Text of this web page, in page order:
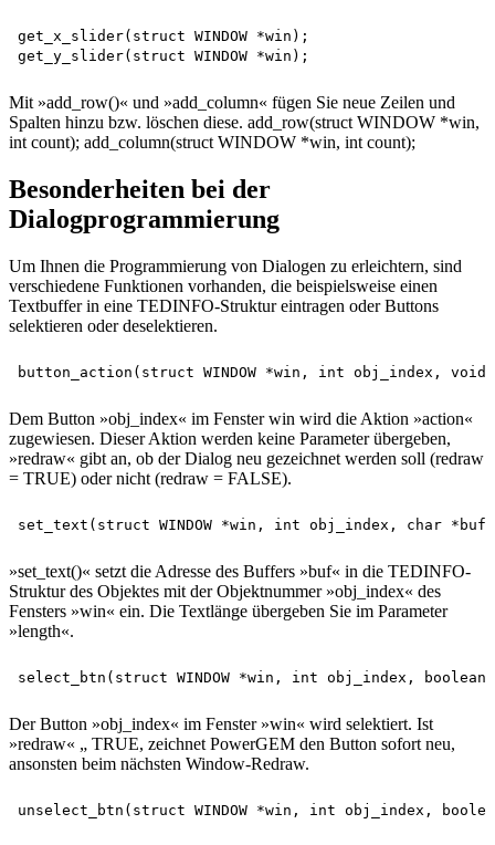
get_x_slider(struct WINDOW *win);
Mit »add_row()« und »add_column« fügen Sie neue Zeilen und
Spalten hinzu bzw. löschen diese. add_row(struct WINDOW *win,
int count); add_column(struct WINDOW *win, int count);
Besonderheiten bei der
Dialogprogrammierung
Um Ihnen die Programmierung von Dialogen zu erleichtern, sind
verschiedene Funktionen vorhanden, die beispielsweise einen
Textbuffer in eine TEDINFO-Struktur eintragen oder Buttons
selektieren oder deselektieren.
Dem Button »obj_index« im Fenster win wird die Aktion »action«
zugewiesen. Dieser Aktion werden keine Parameter übergeben,
»redraw« gibt an, ob der Dialog neu gezeichnet werden soll (redraw
= TRUE) oder nicht (redraw = FALSE).
»set_text()« setzt die Adresse des Buffers »buf« in die TEDINFO-
Struktur des Objektes mit der Objektnummer »obj_index« des
Fensters »win« ein. Die Textlänge übergeben Sie im Parameter
»length«.
Der Button »obj_index« im Fenster »win« wird selektiert. Ist
»redraw« „ TRUE, zeichnet PowerGEM den Button sofort neu,
ansonsten beim nächsten Window-Redraw.